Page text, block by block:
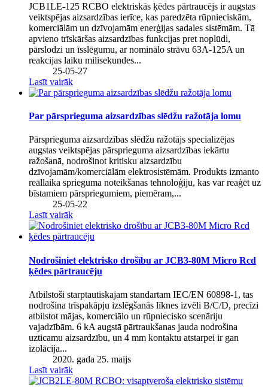
JCB1LE-125 RCBO elektriskās ķēdes pārtraucējs ir augstas
veiktspējas aizsardzības ierīce, kas paredzēta rūpnieciskām,
komerciālām un dzīvojamām enerģijas sadales sistēmām. Tā
apvieno trīskāršas aizsardzības funkcijas pret noplūdi,
pārslodzi un īsslēgumu, ar nominālo strāvu 63A-125A un
reakcijas laiku milisekundes...
25-05-27
Lasīt vairāk
Par pārsprieguma aizsardzības slēdžu ražotāja lomu
Pārsprieguma aizsardzības slēdžu ražotājs specializējas
augstas veiktspējas pārsprieguma aizsardzības iekārtu
ražošanā, nodrošinot kritisku aizsardzību
dzīvojamām/komerciālām elektrosistēmām. Produkts izmanto
reāllaika sprieguma noteikšanas tehnoloģiju, kas var reaģēt uz
bīstamiem pārspriegumiem, piemēram,...
25-05-22
Lasīt vairāk
Nodrošiniet elektrisko drošību ar JCB3-80M Micro Rcd
ķēdes pārtraucēju
Atbilstoši starptautiskajam standartam IEC/EN 60898-1, tas
nodrošina trīspakāpju izslēgšanās līknes izvēli B/C/D, precīzi
atbilstot mājas, komerciālo un rūpniecisko scenāriju
vajadzībām. 6 kA augstā pārtraukšanas jauda nodrošina
uzticamu aizsardzību, un 4 mm kontaktu atstarpei ir gan
izolācija...
2020. gada 25. maijs
Lasīt vairāk